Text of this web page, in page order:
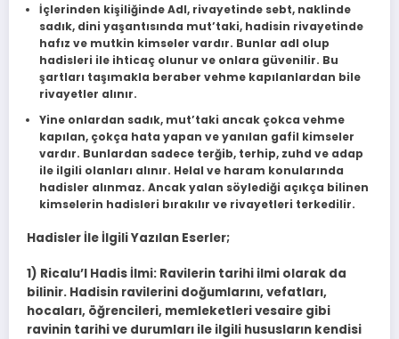
İçlerinden kişiliğinde Adl, rivayetinde sebt, naklinde
sadık, dini yaşantısında mut’taki, hadisin rivayetinde
hafız ve mutkin kimseler vardır. Bunlar adl olup
hadisleri ile ihticaç olunur ve onlara güvenilir. Bu
şartları taşımakla beraber vehme kapılanlardan bile
rivayetler alınır.
Yine onlardan sadık, mut’taki ancak çokca vehme
kapılan, çokça hata yapan ve yanılan gafil kimseler
vardır. Bunlardan sadece terğib, terhip, zuhd ve adap
ile ilgili olanları alınır. Helal ve haram konularında
hadisler alınmaz. Ancak yalan söylediği açıkça bilinen
kimselerin hadisleri bırakılır ve rivayetleri terkedilir.
Hadisler İle İlgili Yazılan Eserler;
1) Ricalu’l Hadis İlmi: Ravilerin tarihi ilmi olarak da
bilinir. Hadisin ravilerini doğumlarını, vefatları,
hocaları, öğrencileri, memleketleri vesaire gibi
ravinin tarihi ve durumları ile ilgili hususların kendisi